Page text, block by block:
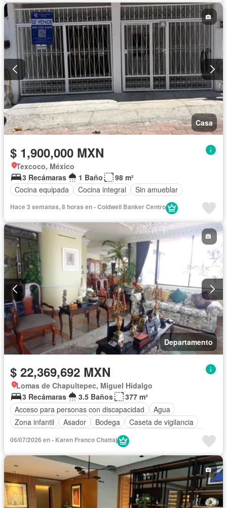
Casa
$ 1,900,000 MXN
Texcoco, México
3 Recámaras
1 Baño
98 m²
Cocina equipada
Cocina integral Sin amueblar
Hace 3 semanas, 8 horas en - Coldwell Banker Centro
Departamento
$ 22,369,692 MXN
Lomas de Chapultepec, Miguel Hidalgo
3 Recámaras
3.5 Baños
377 m²
Acceso para personas con discapacidad
Agua
Zona infantil
Asador Bodega
Caseta de vigilancia
Cuarto de Limpieza
Estacionamiento
Internet
Despacho
Recámara con closet
Sala polivalente
Seguridad Televisión por cable
Wifi
Sin amueblar
06/07/2026 en - Karen Franco Chattaj